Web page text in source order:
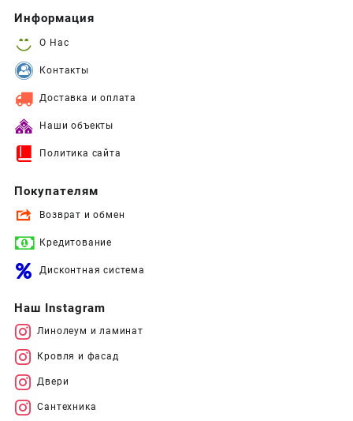
Информация
О Нас
Контакты
Доставка и оплата
Наши объекты
Политика сайта
Покупателям
Возврат и обмен
Кредитование
Дисконтная система
Наш Instagram
Линолеум и ламинат
Кровля и фасад
Двери
Сантехника